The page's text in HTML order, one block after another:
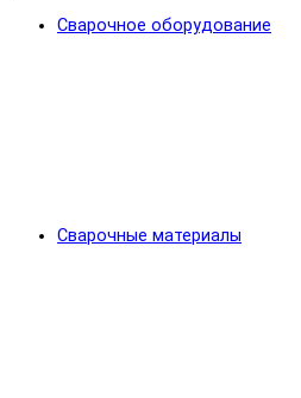
Сварочное оборудование
Сварочные материалы